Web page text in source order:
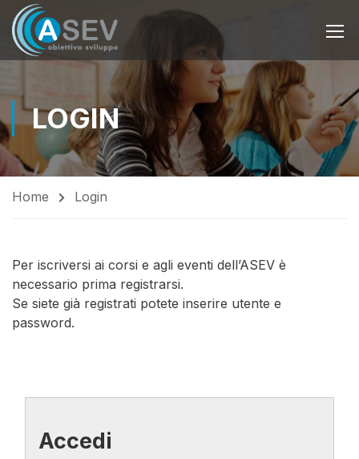
LOGIN
Home Login
Per iscriversi ai corsi e agli eventi dell’ASEV è
necessario prima registrarsi.
Se siete già registrati potete inserire utente e
password.
Accedi